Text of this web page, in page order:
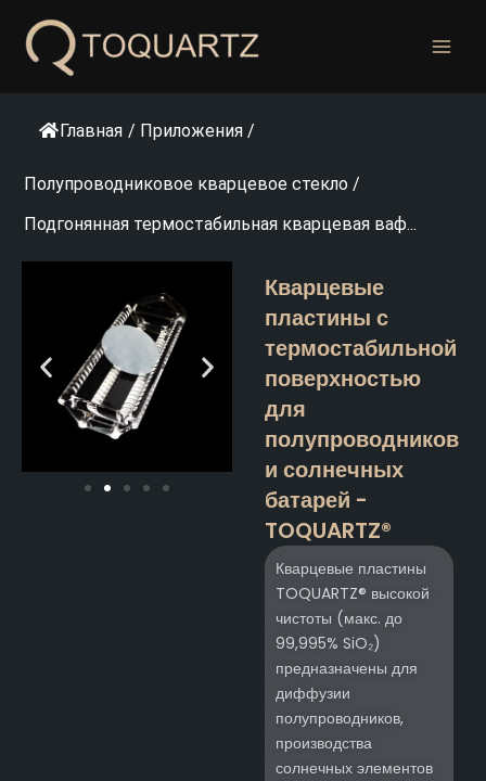
содержанию
Главная / Приложения /
Полупроводниковое кварцевое стекло /
Подгонянная термостабильная кварцевая ваф...
Кварцевые
пластины с
термостабильной
поверхностью
для
полупроводников
и солнечных
батарей -
TOQUARTZ®
Кварцевые пластины
TOQUARTZ® высокой
чистоты (макс. до
99,995% SiO₂)
предназначены для
диффузии
полупроводников,
производства
солнечных элементов